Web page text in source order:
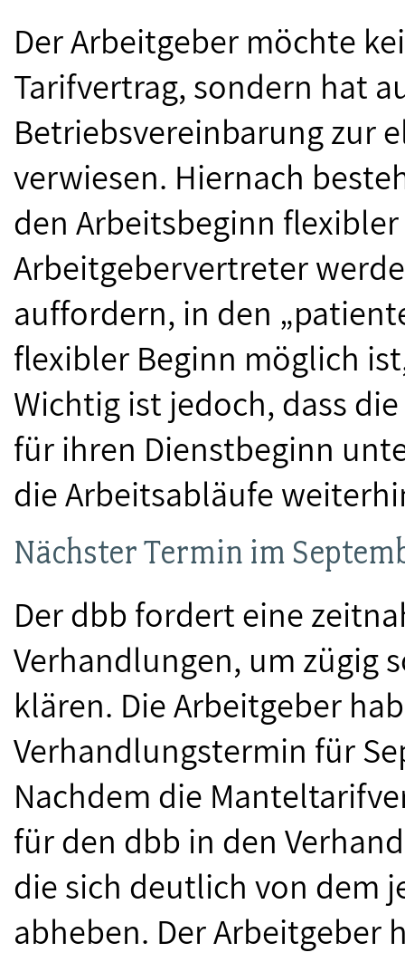
Der Arbeitgeber möchte
Tarifvertrag, sondern hat
Betriebsvereinbarung zur
verwiesen. Hiernach
den Arbeitsbeginn
Arbeitgebervertreter
auffordern, in den
flexibler Beginn möglich
Wichtig ist jedoch, dass
für ihren Dienstbeginn
die Arbeitsabläufe
Nächster Termin im
Der dbb fordert eine
Verhandlungen, um zügig
klären. Die Arbeitgeber
Verhandlungstermin für
Nachdem die
für den dbb in den
die sich deutlich von dem
abheben. Der Arbeitgeber